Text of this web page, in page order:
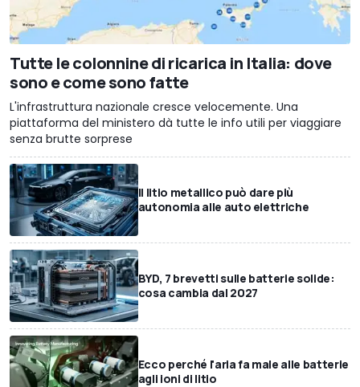
Tutte le colonnine di ricarica in Italia: dove
sono e come sono fatte
L'infrastruttura nazionale cresce velocemente. Una
piattaforma del ministero dà tutte le info utili per viaggiare
senza brutte sorprese
Il litio metallico può dare più
autonomia alle auto elettriche
BYD, 7 brevetti sulle batterie solide:
cosa cambia dal 2027
Ecco perché l'aria fa male alle batterie
agli ioni di litio